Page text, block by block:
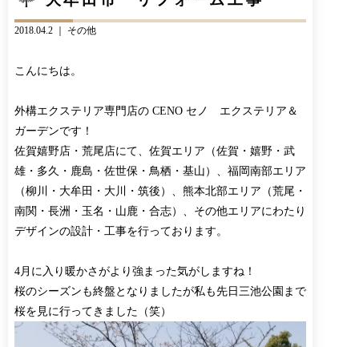
CONTACT
2018.04.2 ｜ その他
こんにちは。
外構エクステリア専門店の CENO セノ エクステリア＆
ガーデンです！
佐賀嬉野店・荒尾店にて、佐賀エリア（佐賀・嬉野・武
雄・多久・鹿島・佐世保・鳥栖・基山）、福岡南部エリア
（柳川・大牟田・大川・筑後）、熊本北部エリア（荒尾・
南関・長洲・玉名・山鹿・合志）、その他エリアにわたり
デザインの設計・工事を行っております。
4月に入り暖かさがより強まった気がしますね！
桜のシーズンも終盤となりましたが私も先日三池公園まで
桜を見に行ってきました（笑）